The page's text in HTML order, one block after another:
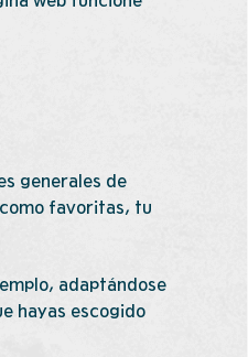
generales de
como favoritas, tu
adaptándose
hayas escogido